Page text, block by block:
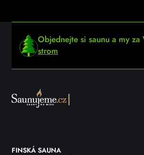
Objednejte si saunu a my za
strom
FINSKÁ SAUNA